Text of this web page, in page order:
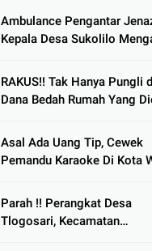
Ambulance Pengantar
Kepala Desa Sukolilo
Meninggal Dunia
RAKUS!! Tak Hanya Pungli
Dana Bedah Rumah Yang
Tlogowungu, di Duga
Selewengkan Bantuan
Asal Ada Uang Tip, Cewek
Pemandu Karaoke Di Kota
Parah !! Perangkat Desa
Tlogosari, Kecamatan